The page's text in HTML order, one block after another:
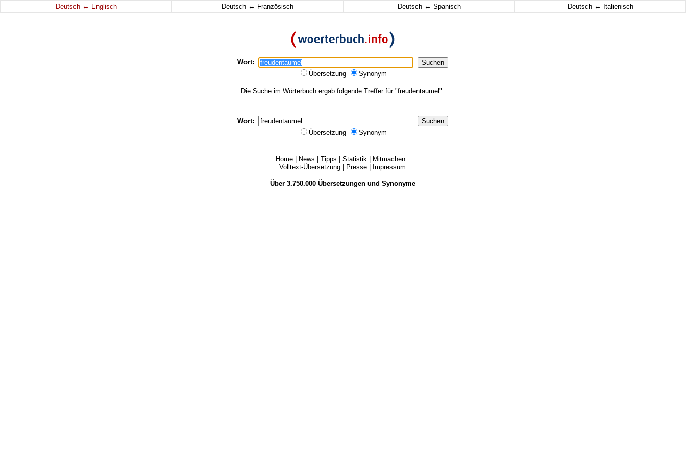
Deutsch ↔ Englisch Deutsch ↔ Französisch Deutsch ↔ Spanisch Deutsch ↔ Italienisch
Wort:
Übersetzung
Synonym
Die Suche im Wörterbuch ergab folgende Treffer für "freudentaumel":
Wort:
Übersetzung
Synonym
Home News Tipps Statistik
Mitmachen
Volltext-Übersetzung
Presse Impressum
Über 3.750.000 Übersetzungenund Synonyme